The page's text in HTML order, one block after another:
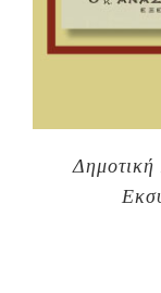
Δημοτική